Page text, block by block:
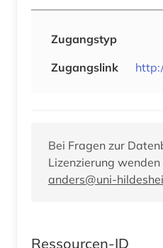
Zugangstyp
Zugangslink
Bei Fragen zur
Lizenzierung
anders@uni-
Ressourcen-ID